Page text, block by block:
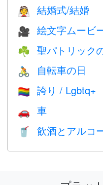
👰 結婚式/結婚
🎥 絵文字ムービ
☘️ 聖パトリック
🚴 自転車の日
🏳️‍🌈 誇り / Lgbtq+
🚗 車
🥤 飲酒とアルコ